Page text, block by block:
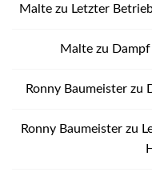
Malte zu Letzter
Malte zu
Ronny Baumeister zu
Ronny Baumeisterzu